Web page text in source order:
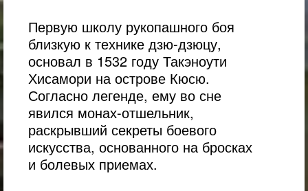
Первую школу рукопашного боя
близкую к технике дзю-дзюцу,
основал в 1532 году Такэноути
Хисамори на острове Кюсю.
Согласно легенде, ему во сне
явился монах-отшельник,
раскрывший секреты боевого
искусства, основанного на бросках
и болевых приемах.